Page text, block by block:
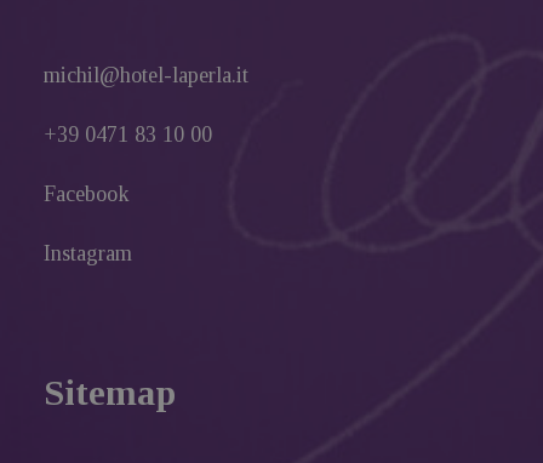
michil@hotel-laperla.it
+39 0471 83 10 00
Facebook
Instagram
Sitemap